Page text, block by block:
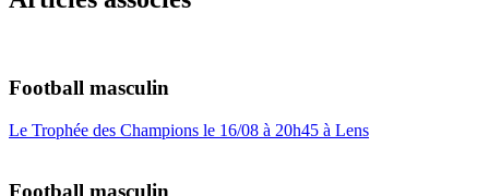
Football masculin
Le Trophée des Champions le 16/08 à 20h45 à Lens
Football masculin